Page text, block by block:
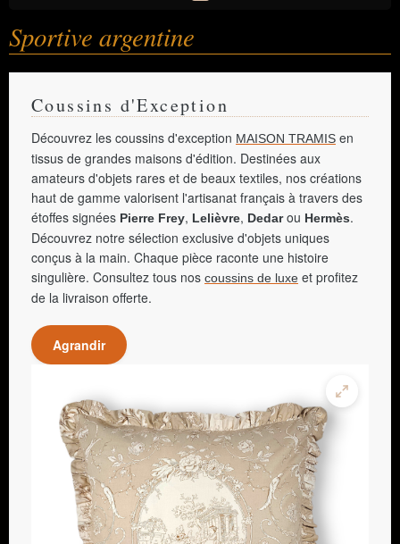
Sportive argentine
Coussins d'Exception
Découvrez les coussins d'exception MAISON TRAMIS en
tissus de grandes maisons d'édition. Destinées aux
amateurs d'objets rares et de beaux textiles, nos créations
haut de gamme valorisent l'artisanat français à travers des
étoffes signées Pierre Frey, Lelièvre, Dedarou Hermès.
Découvrez notre sélection exclusive d'objets uniques
conçus à la main. Chaque pièce raconte une histoire
singulière. Consultez tous nos coussins de luxe et profitez
de la livraison offerte.
Agrandir